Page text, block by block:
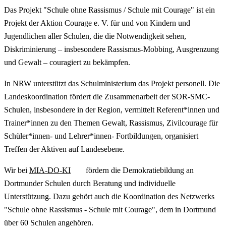
Das Projekt "Schule ohne Rassismus / Schule mit Courage" ist ein
Projekt der Aktion Courage e. V. für und von Kindern und
Jugendlichen aller Schulen, die die Notwendigkeit sehen,
Diskriminierung – insbesondere Rassismus-Mobbing, Ausgrenzung
und Gewalt – couragiert zu bekämpfen.
In NRW unterstützt das Schulministerium das Projekt personell. Die
Landeskoordination fördert die Zusammenarbeit der SOR-SMC-
Schulen, insbesondere in der Region, vermittelt Referent*innen und
Trainer*innen zu den Themen Gewalt, Rassismus, Zivilcourage für
Schüler*innen- und Lehrer*innen- Fortbildungen, organisiert
Treffen der Aktiven auf Landesebene.
Wir bei MIA-DO-KI
fördern die Demokratiebildung an
Dortmunder Schulen durch Beratung und individuelle
Unterstützung. Dazu gehört auch die Koordination des Netzwerks
"Schule ohne Rassismus - Schule mit Courage", dem in Dortmund
über 60 Schulen angehören.